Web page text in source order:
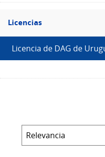
Filtro
Licencias
Licencias
Licencia de DAG de